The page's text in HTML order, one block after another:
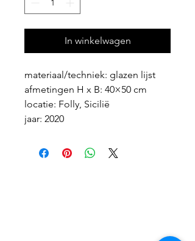
In winkelwagen
materiaal/techniek: glazen lijst
afmetingen H x B: 40×50 cm
locatie: Folly, Sicilië
jaar: 2020